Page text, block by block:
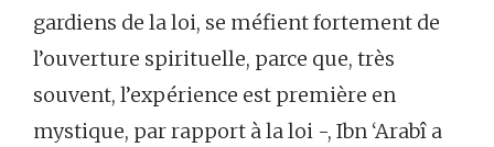
gardiens de la loi, se méfient fortement de
l’ouverture spirituelle, parce que, très
souvent, l’expérience est première en
mystique, par rapport à la loi -, Ibn ‘Arabî a